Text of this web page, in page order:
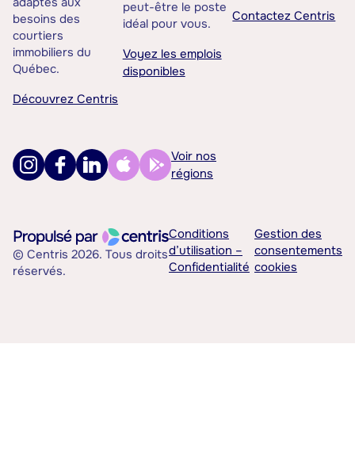
besoins des
courtiers
immobiliers du
Québec.
Découvrez Centris
peut-être le poste
idéal pour vous.
Voyez les emplois
disponibles
Contactez Centris
Voir nos
régions
© Centris 2026. Tous droits
réservés.
Conditions
d’utilisation –
Confidentialité
Gestion des
consentements
cookies